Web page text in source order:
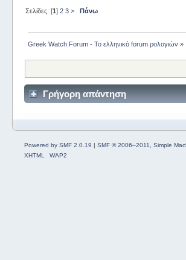
Σελίδες: [1] 2 3 > Πάνω
Greek Watch Forum - Το ελληνικό forum ρολογιών »
Γρήγορη απάντηση
Powered by SMF 2.0.19 | SMF © 2006–2011, Simple
XHTML
WAP2